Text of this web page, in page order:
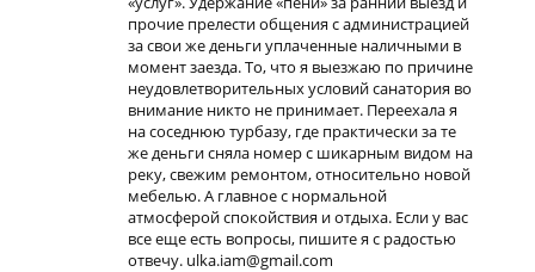
прочие прелести общения с администрацией
за свои же деньги уплаченные наличными в
момент заезда. То, что я выезжаю по причине
неудовлетворительных условий санатория во
внимание никто не принимает. Переехала я
на соседнюю турбазу, где практически за те
же деньги сняла номер с шикарным видом на
реку, свежим ремонтом, относительно новой
мебелью. А главное с нормальной
атмосферой спокойствия и отдыха. Если у вас
все еще есть вопросы, пишите я с радостью
отвечу. ulka.iam@gmail.com